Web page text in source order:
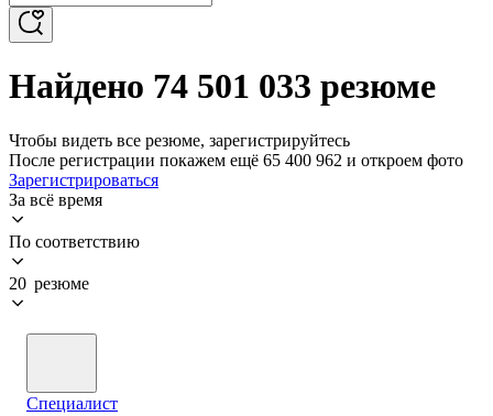
Найдено 74 501 033 резюме
Чтобы видеть все резюме, зарегистрируйтесь
После регистрации покажем ещё 65 400 962 и откроем фото
Зарегистрироваться
За всё время
По соответствию
20 резюме
Специалист